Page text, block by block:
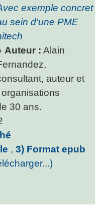
exemple concret
sein d'une PME
Auteur : Alain
auteur et
30 ans.
, 3) Format epub